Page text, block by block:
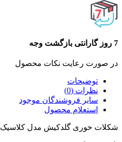
7 روز گارانتی بازگشت وجه
در صورت رعایت نکات محصول
توضیحات
نظرات (0)
سایر فروشندگان موجود
استعلام محصول
شکلات خوری گلدکیش مدل کلاسیک